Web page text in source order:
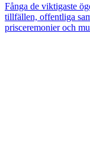
Fånga de viktigaste
tillfällen, offentliga
prisceremonier och